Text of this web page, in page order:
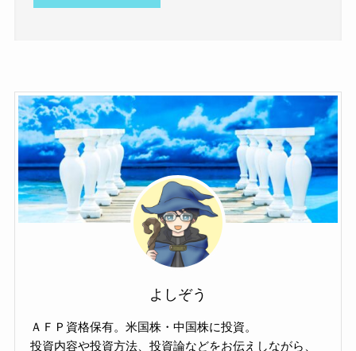
よしぞう
ＡＦＰ資格保有。米国株・中国株に投資。
投資内容や投資方法、投資論などをお伝えしながら、